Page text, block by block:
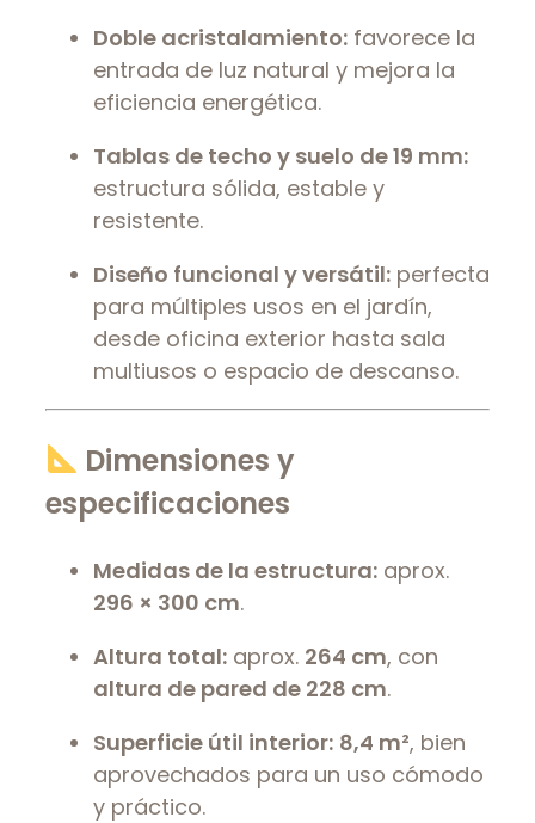
Doble acristalamiento: favorece la
entrada de luz natural y mejora la
eficiencia energética.
Tablas de techo y suelo de 19 mm:
estructura sólida, estable y
resistente.
Diseño funcional y versátil: perfecta
para múltiples usos en el jardín,
desde oficina exterior hasta sala
multiusos o espacio de descanso.
Dimensiones y
especificaciones
Medidas de la estructura: aprox.
296 × 300 cm.
Altura total: aprox. 264 cm, con
altura de pared de 228 cm.
Superficie útil interior: 8,4 m², bien
aprovechados para un uso cómodo
y práctico.